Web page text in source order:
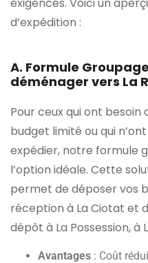
exigences. Voici un
d’expédition :
A. Formule
déménager vers La
Pour ceux qui ont
budget limité ou qui
expédier, notre formule
l’option idéale. Cette
permet de déposer vos
réception à La Ciotat et
dépôt à La Possession, à
Avantages : Coût